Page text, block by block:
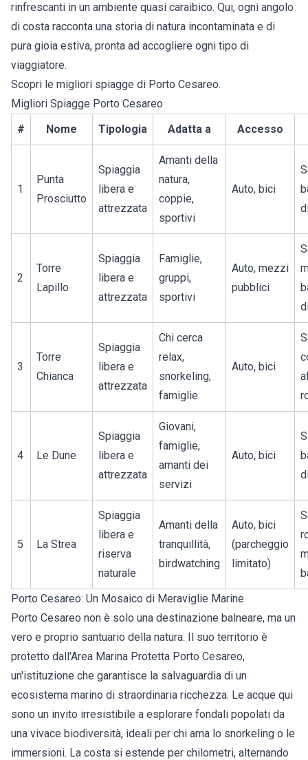
rinfrescanti in un ambiente quasi caraibico. Qui, ogni angolo
di costa racconta una storia di natura incontaminata e di
pura gioia estiva, pronta ad accogliere ogni tipo di
viaggiatore.
Scopri le migliori spiagge di Porto Cesareo.
Migliori Spiagge Porto Cesareo
#
Nome Tipologia Adatta a Accesso
1
Punta
Prosciutto
Spiaggia
libera e
attrezzata
Amanti della
natura,
coppie,
sportivi
Auto, bici
2
Torre
Lapillo
Spiaggia
libera e
attrezzata
Famiglie,
gruppi,
sportivi
Auto, mezzi
pubblici
3
Torre
Chianca
Spiaggia
libera e
attrezzata
Chi cerca
relax,
snorkeling,
famiglie
Auto, bici
4 Le Dune
Spiaggia
libera e
attrezzata
Giovani,
famiglie,
amanti dei
servizi
Auto, bici
5 La Strea
Spiaggia
libera e
riserva
naturale
Amanti della
tranquillità,
birdwatching
Auto, bici
(parcheggio
limitato)
Porto Cesareo: Un Mosaico di Meraviglie Marine
Porto Cesareo non è solo una destinazione balneare, ma un
vero e proprio santuario della natura. Il suo territorio è
protetto dall'Area Marina Protetta Porto Cesareo,
un'istituzione che garantisce la salvaguardia di un
ecosistema marino di straordinaria ricchezza. Le acque qui
sono un invito irresistibile a esplorare fondali popolati da
una vivace biodiversità, ideali per chi ama lo snorkeling o le
immersioni. La costa si estende per chilometri, alternando